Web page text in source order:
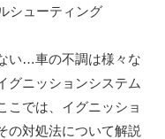
い…車の不調は様々な
グニッションシステム
こでは、イグニッショ
の対処法について解説